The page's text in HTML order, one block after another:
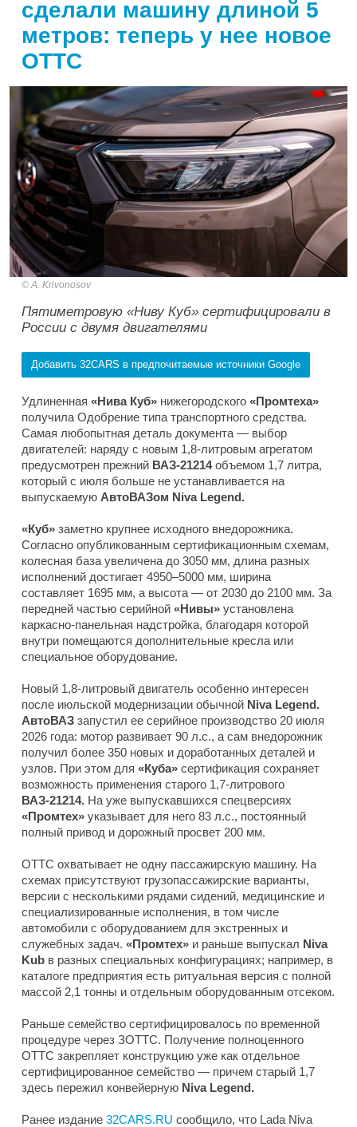
сделали машину длиной 5
метров: теперь у нее новое
ОТТС
A. Krivonosov
Пятиметровую «Ниву Куб» сертифицировали в
России с двумя двигателями
Добавить 32CARS в предпочитаемые источники Google
Удлиненная «Нива Куб» нижегородского «Промтеха»
получила Одобрение типа транспортного средства.
Самая любопытная деталь документа — выбор
двигателей: наряду с новым 1,8-литровым агрегатом
предусмотрен прежний ВАЗ-21214объемом 1,7 литра,
который с июля больше не устанавливается на
выпускаемую АвтоВАЗом Niva Legend.
«Куб» заметно крупнее исходного внедорожника.
Согласно опубликованным сертификационным схемам,
колесная база увеличена до 3050 мм, длина разных
исполнений достигает 4950–5000 мм, ширина
составляет 1695 мм, а высота — от 2030 до 2100 мм. За
передней частью серийной «Нивы» установлена
каркасно-панельная надстройка, благодаря которой
внутри помещаются дополнительные кресла или
специальное оборудование.
Новый 1,8-литровый двигатель особенно интересен
после июльской модернизации обычной Niva Legend.
АвтоВАЗ запустил ее серийное производство 20 июля
2026 года: мотор развивает 90 л.с., а сам внедорожник
получил более 350 новых и доработанных деталей и
узлов. При этом для «Куба» сертификация сохраняет
возможность применения старого 1,7-литрового
ВАЗ-21214. На уже выпускавшихся спецверсиях
«Промтех» указывает для него 83 л.с., постоянный
полный привод и дорожный просвет 200 мм.
ОТТС охватывает не одну пассажирскую машину. На
схемах присутствуют грузопассажирские варианты,
версии с несколькими рядами сидений, медицинские и
специализированные исполнения, в том числе
автомобили с оборудованием для экстренных и
служебных задач. «Промтех» и раньше выпускал Niva
Kub в разных специальных конфигурациях; например, в
каталоге предприятия есть ритуальная версия с полной
массой 2,1 тонны и отдельным оборудованным отсеком.
Раньше семейство сертифицировалось по временной
процедуре через ЗОТТС. Получение полноценного
ОТТС закрепляет конструкцию уже как отдельное
сертифицированное семейство — причем старый 1,7
здесь пережил конвейерную Niva Legend.
Ранее издание 32CARS.RU сообщило, что Lada Niva